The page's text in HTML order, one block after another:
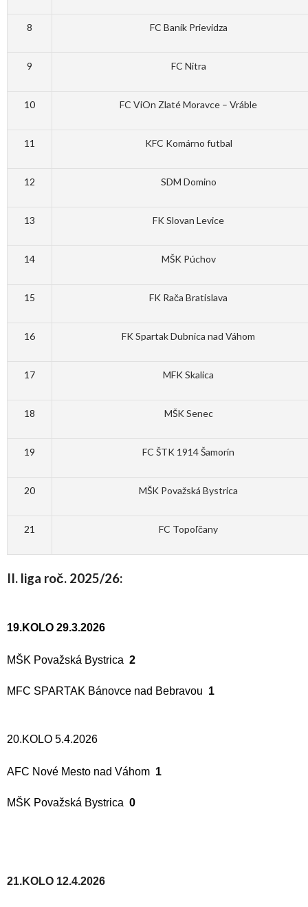
8 FC Baník Prievidza
9 FC Nitra
10 FC ViOn Zlaté Moravce – Vráble
11 KFC Komárno futbal
12 SDM Domino
13 FK Slovan Levice
14 MŠK Púchov
15 FK Rača Bratislava
16 FK Spartak Dubnica nad Váhom
17 MFK Skalica
18 MŠK Senec
19 FC ŠTK 1914 Šamorín
20 MŠK Považská Bystrica
21 FC Topoľčany
II. liga roč. 2025/26:
19.KOLO 29.3.2026
MŠK Považská Bystrica 2
MFC SPARTAK Bánovce nad Bebravou 1
20.KOLO 5.4.2026
AFC Nové Mesto nad Váhom 1
MŠK Považská Bystrica 0
21.KOLO 12.4.2026